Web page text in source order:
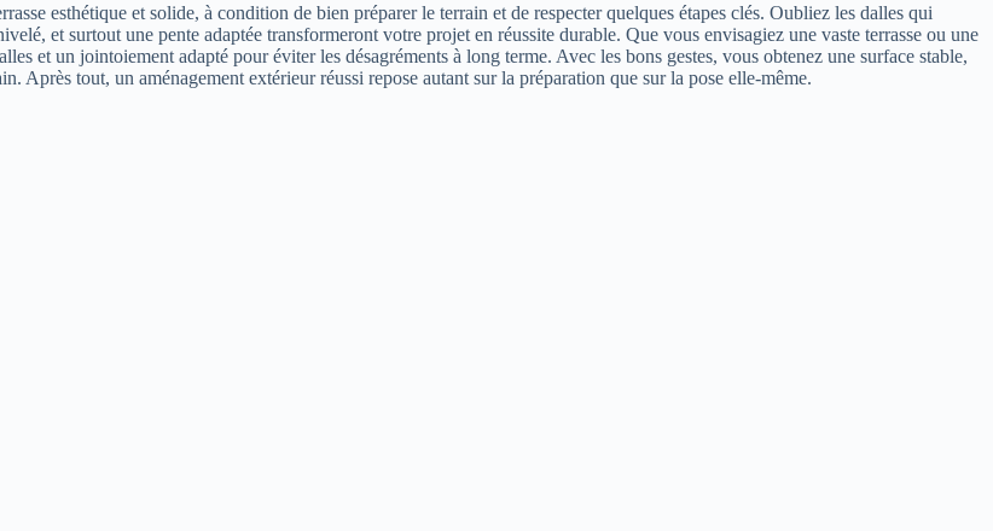
esthétique et solide, à condition de bien préparer le terrain et de respecter quelques étapes clés. Oubliez les dalles qui
et surtout une pente adaptée transformeront votre projet en réussite durable. Que vous envisagiez une vaste terrasse ou une
et un jointoiement adapté pour éviter les désagréments à long terme. Avec les bons gestes, vous obtenez une surface stable,
Après tout, un aménagement extérieur réussi repose autant sur la préparation que sur la pose elle-même.